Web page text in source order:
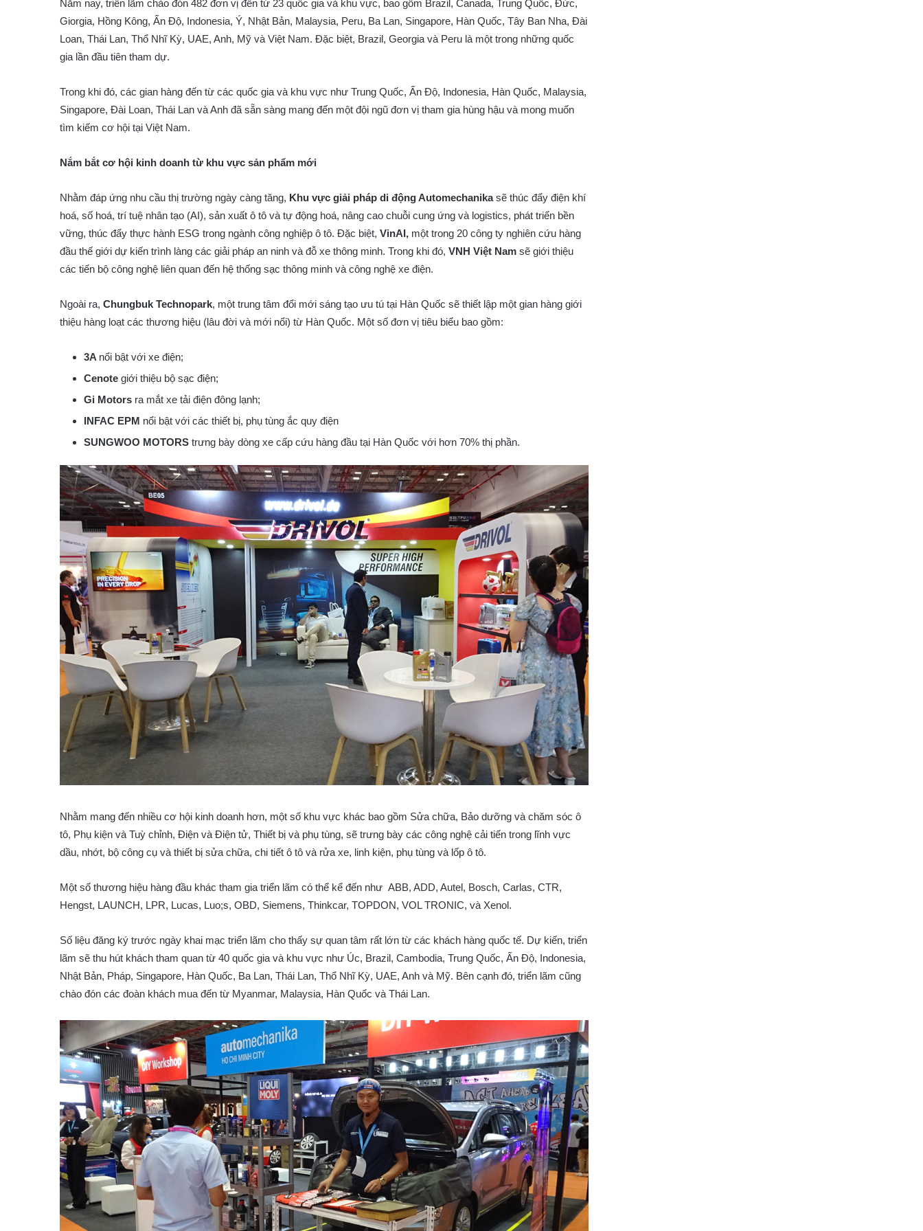
Năm nay, triển lãm chào đón 482 đơn vị đến từ 23 quốc gia và khu vực, bao gồm Brazil, Canada, Trung Quốc, Đức,
Giorgia, Hồng Kông, Ấn Độ, Indonesia, Ý, Nhật Bản, Malaysia, Peru, Ba Lan, Singapore, Hàn Quốc, Tây Ban Nha, Đài
Loan, Thái Lan, Thổ Nhĩ Kỳ, UAE, Anh, Mỹ và Việt Nam. Đặc biệt, Brazil, Georgia và Peru là một trong những quốc
gia lần đầu tiên tham dự.
Trong khi đó, các gian hàng đến từ các quốc gia và khu vực như Trung Quốc, Ấn Độ, Indonesia, Hàn Quốc, Malaysia,
Singapore, Đài Loan, Thái Lan và Anh đã sẵn sàng mang đến một đội ngũ đơn vị tham gia hùng hậu và mong muốn
tìm kiếm cơ hội tại Việt Nam.
Nắm bắt cơ hội kinh doanh từ khu vực sản phẩm mới
Nhằm đáp ứng nhu cầu thị trường ngày càng tăng, Khu vực giải pháp di động Automechanikasẽ thúc đẩy điện khí
hoá, số hoá, trí tuệ nhân tạo (AI), sản xuất ô tô và tự động hoá, nâng cao chuỗi cung ứng và logistics, phát triển bền
vững, thúc đẩy thực hành ESG trong ngành công nghiệp ô tô. Đặc biệt, VinAI, một trong 20 công ty nghiên cứu hàng
đầu thế giới dự kiến trình làng các giải pháp an ninh và đỗ xe thông minh. Trong khi đó, VNH Việt Nam sẽ giới thiệu
các tiến bộ công nghệ liên quan đến hệ thống sạc thông minh và công nghệ xe điện.
Ngoài ra, Chungbuk Technopark, một trung tâm đổi mới sáng tạo ưu tú tại Hàn Quốc sẽ thiết lập một gian hàng giới
thiệu hàng loạt các thương hiệu (lâu đời và mới nổi) từ Hàn Quốc. Một số đơn vị tiêu biểu bao gồm:
3A nổi bật với xe điện;
Cenote giới thiệu bộ sạc điện;
Gi Motors ra mắt xe tải điện đông lạnh;
INFAC EPM nổi bật với các thiết bị, phụ tùng ắc quy điện
SUNGWOO MOTORS trưng bày dòng xe cấp cứu hàng đầu tại Hàn Quốc với hơn 70% thị phần.
Nhằm mang đến nhiều cơ hội kinh doanh hơn, một số khu vực khác bao gồm Sửa chữa, Bảo dưỡng và chăm sóc ô
tô, Phụ kiện và Tuỳ chỉnh, Điện và Điện tử, Thiết bị và phụ tùng, sẽ trưng bày các công nghệ cải tiến trong lĩnh vực
dầu, nhớt, bộ công cụ và thiết bị sửa chữa, chi tiết ô tô và rửa xe, linh kiện, phụ tùng và lốp ô tô.
Một số thương hiệu hàng đầu khác tham gia triển lãm có thể kể đến như ABB, ADD, Autel, Bosch, Carlas, CTR,
Hengst, LAUNCH, LPR, Lucas, Luo;s, OBD, Siemens, Thinkcar, TOPDON, VOL TRONIC, và Xenol.
Số liệu đăng ký trước ngày khai mạc triển lãm cho thấy sự quan tâm rất lớn từ các khách hàng quốc tế. Dự kiến, triển
lãm sẽ thu hút khách tham quan từ 40 quốc gia và khu vực như Úc, Brazil, Cambodia, Trung Quốc, Ấn Độ, Indonesia,
Nhật Bản, Pháp, Singapore, Hàn Quốc, Ba Lan, Thái Lan, Thổ Nhĩ Kỳ, UAE, Anh và Mỹ. Bên cạnh đó, triển lãm cũng
chào đón các đoàn khách mua đến từ Myanmar, Malaysia, Hàn Quốc và Thái Lan.